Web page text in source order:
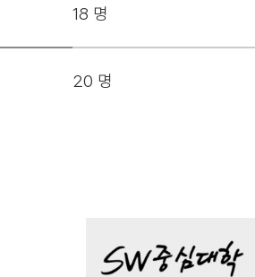
18 명
20 명